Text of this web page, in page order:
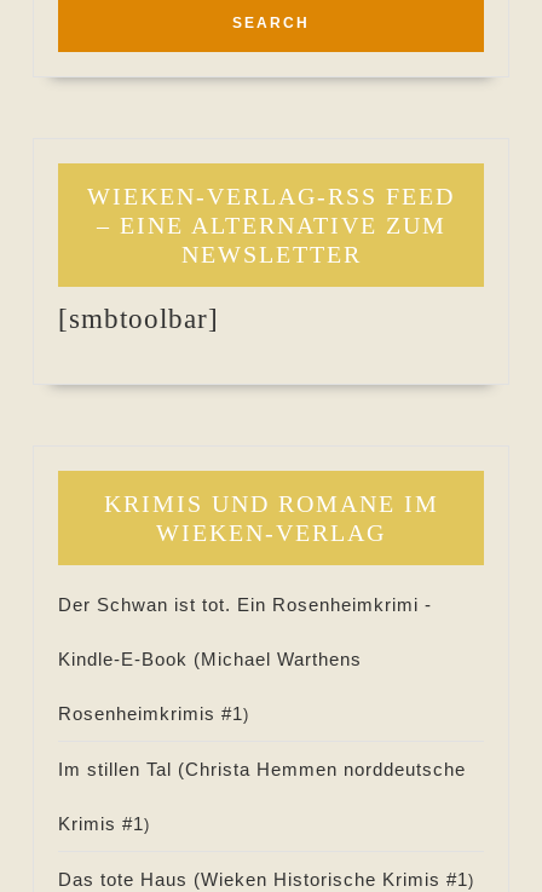
WIEKEN-VERLAG-RSS FEED
– EINE ALTERNATIVE ZUM
NEWSLETTER
[smbtoolbar]
KRIMIS UND ROMANE IM
WIEKEN-VERLAG
Der Schwan ist tot. Ein Rosenheimkrimi -
Kindle-E-Book (Michael Warthens
Rosenheimkrimis #1)
Im stillen Tal (Christa Hemmen norddeutsche
Krimis #1)
Das tote Haus (Wieken Historische Krimis #1)